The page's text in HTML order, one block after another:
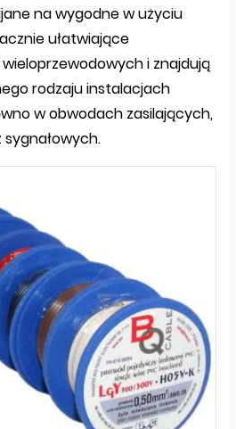
na wygodne w użyciu
ułatwiające
i znajdują
rodzaju instalacjach
w obwodach zasilających,